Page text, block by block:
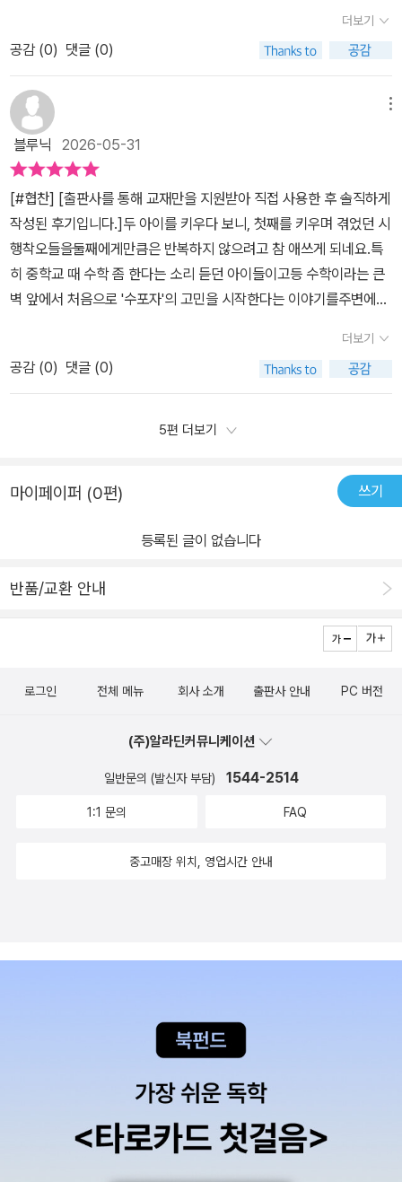
다항식에 적당한 상수를 곱하여 한 문자를 소거하고남은 문자에 대한
다항식을 구한 후구한 다항식에 대입을 하여 다른 문자에 대한 다항
식을 구합니다 식이 복잡해지기 시작하지만 차근차근 풀어갑니다.​​​​​​각
개념으로 개념 관련한 문제를 풀어보왔다면개념으로 학교 시험에는
어떤 문제로 나올 수 있는지 엿 볼 수 있는 학교 시험 맛보기인데요 학
교 시험의 실전 연습을 할 수 있는 있습니다.문제 풀기전에 key를 보
면 문제 푸는데 도움을 받을 수 있습니다.​그러나 문제를 key 확인하
지 않고 문제를 풀면 더 좋겠죠 A ,B, C 각 다항식의 식이 주어졌고
계수를 구하는 문제인데요.주어진 식을 먼저 간단하게 정리를 한 후
에 주어진 식에 대입하여 정리하면 됩니다.​문자가 많아서 당황할 수
있지만 앞서 했던 것처럼 차근차근 나열해서 정리하고 풀어가도록 합
니다.​​​​​내신 대비 Mini Test 01 에서는 핵심 01~핵심 06에서 학습했
학습을 제대로 학습했는지 확인할 수 있는 부분이기 때문에틀린 문제
는 어떤 개념이 틀렸는지 바로 확인이 가능합니다.어떤 부분에서 틀
렸는지 확인하고 부족한 부분을 채워 학습하고 마무리 할 수 있습니
다​숨마쿰라우데 스타트업 공통수학1은 수학기초개념학습서로개념을
을 익히고 1760 문제를 풀어가며 수학의 자신감을 높여갈 수 있습니
다.
유리수, 무리수, 제곱근은 고등수학에서는 실수의 성징, 근호를 포함
한 식의 계산 등을 다루게 됩니다. 결국 제가 생각하는 공통수학1은
해 주는 징검다리 역할을 하는 것 같습니다.​그렇기에 요때 모르는 게
개념 내용이 있으면 중학 수학과 함께 다지기 공부하면 참 좋겠죠?이
교재는 단원별 중요 개념+개념 문제+실전문제+내신대비 테스트 문
제로 반복 수학을 도와줍니다.단원별 중요 개념을 한눈에 볼 수 있게
정리되어 있고, 개념마다 선생님의 팁을 통해 꼭 기억할 부분을 다시
한번 확인하는 과정이 있습니다.또한 각 개념마다 핵심 개념을 달아
중요도와 함께어떻게 문제로 구성되는지 연결 지어 놓았습니다.이후
쉬운 문제부터 시작하여 학교 시험 맛보기 실전문제 내신대비 미니
테스트 순서로 실력을 파악할 수 있습니다.이 교재의 활용법을 다섯
니다.​둘째, 단원 학습을 시작하기 전에 제시된 개념을 하나하나 읽어
봅니다.​셋째, 개념별로 다시 한 번 숙지하고 개념 아래의 문제를 풉니
다. 이때 왼쪽에 제시된 선생님 팁을 꼭 한번 더 보면 좋습니다.​넷째,
껴지면 단원 앞 스케줄표에 체크해 봅니다.​다섯째, 주별 학습이 끝나
학1 목차를 알아보고 숨마 문제집 공통수학 활용법까지 알아보았습
고등학교 수학을 시작합니다.고등학교 1학년 수학을 학습하는데는연
산서, 개념서, 유형/응용서, 심화서 등찬찬히 진행하지요~반복, 연산
등 학습가능한 숨마쿰라우데 스타트업 공통수학1.​2022개정 교육과
정에서는수학 상, 수학 하가 공통수학1, 2로 명칭이 바뀝니다.배우는
내용도 약간의 변화가 있어요.차례에서 보이듯, 공통수학1에는 행렬
이 재도입됩니다.변경된 내용을 반영한 숨마쿰라우데 스타트업 공통
수학1.스스로 학습하는 힘을 키울 수 있도록플랜리스트로 학습 전 만
나봅니다.1단원은 다항식의 연산으로중등때 배운 부분을 좀더 깊이있
게 배우게 되는데요.공통수학과 중학교 수학의 연결고리로 중등수학
구멍없이 학습하는 걸 먼저 강조드려요.심화까지 하고 고등수학을 넘
어가면, 좀 더 이해가 쉽다고 하니까 참고!숨마쿰라우데 스타트업 공
통수학1은 공통수학1의 내용을 총 1760가지로 정리하여개념을 이해
하고 반복학습할 수 있게 구성햇습니다.개념이 집약되어 있으나처음
공통수학1 시작한다면 개념기본서와 병행하시길 추천드립니다.개념
리된 개념을 바로 문제들을 풀어보면서체크할 수 있으니,자지주도학
념정리부분을 샤라락 다 이해하고 하나하나 진도를 나갔었는데공통
수학1부터는 해당 소제목별로 앞서 개념을 이해하고, 문제를 풀어보
는 방향으로 진행합니다.개념, 반복하는 교재니어려운 문제없이 술
처음 접하는 개념이 아니라서비교적 쉽게 진도가 나갑니다.중간에 내
면서점검하는 시간 가져봅니다.미니테스트 각번호 위에 해당개념 번
니다.수학은 학년이 어떻듯, 개념이해가 포인트!해당 개념을 넘어, 추
설명도 챙겨보아요~~​개념마다 선생님의 팁도 함께하니까기억해야
은이번 2022개정 교육과정에 포함된 행렬입니다.행렬의 개념부터단
위행렬 등 새로운 용어에 대한 설명과 연산까지쉽게 정리해둔 개념활
제로 넘어가 해당 부분을 풀어보며 체크하고 있어요.공통수학의 양은
을 배웠는데교육과정에 따라 학습내용이 달라지긴 했으나수학의 틀
마라인부터 굿비라인까지꼼꼼학습 이어간다면, 수학의 재미가 실력
이 될거예요.​저희는 현행과 선행을 병행하는 중이라일주일에 2회 공
통수학1 학습하고 있습니다.매일 하면 좋겠지만, 학원다니는 마음으
재로 구멍없는 선행, 순항하고 있네요.​난이도가 쉬운 문제들, 개념의
더보기
공감 (0) 댓글 (0)
블루닉 2026-05-31
[#협찬] [출판사를 통해 교재만을 지원받아 직접 사용한 후 솔직하게
작성된 후기입니다.]두 아이를 키우다 보니, 첫째를 키우며 겪었던 시
행착오들을둘째에게만큼은 반복하지 않으려고 참 애쓰게 되네요.특
히 중학교 때 수학 좀 한다는 소리 듣던 아이들이고등 수학이라는 큰
벽 앞에서 처음으로 '수포자'의 고민을 시작한다는 이야기를주변에서
늘 '이게 고등 수학의 어떤 개념과 연결될까?'를신경 쓰게 되는 엄마
입니다.중학교 3학년은 고등 입학을 앞둔 마지막 골든타임이자,대입
까지 이어지는 긴 레이스의 출발선이잖아요.아이가 중등 수학의 수준
으로 생각하는 대신, 2022 개정 교육과정으로 새롭게 바뀐고등 수학
로,이번에 새롭게 출간된 『숨마쿰라우데 스타트업 공통수학 1』을 선
택했습니다.사실 선행이라는 게 엄마 마음만 너무 앞서서 진도만 빼
용어와 복잡한 기호들 때문에아이가 시작도 전에 질려버리지 않을까
무엇보다 중요해요.제가 이번 신간 스타트업을 고등 선행 교재로 선
택한 이유는 단순한 문제집이 아니라,새로운 교육과정의 언어에서 고
등의 논리로 넘어가는 그 틈새를원리 중심으로 가장 친절하게 메워주
강화 → 유형 정리 → 실전 대응'이라는4단계 입체 시스템으로 아주
심 개념만 짧고 간결하게 정리되어 있어요.특히 이번 2022 개정 교
육과정의 핵심을 꿰뚫는 개념들을 담고 있어 믿음직스럽죠.일반적인
시해 줍니다.개념 아래에는 곧바로 핵심 문제 통해서개념을 정리한
반영하고 있습니다.고등 내신만의 '조건 해석' 능력을 요구하는 이 과
정을 통해새 교육과정에 맞춘 고득점의 실마리를 빠르게 찾아나갈 수
있습니다.✔️ 유형 정리(Mini Test): 소단원이 끝날 때마다 등장하는
Mini Test가 정말 알찹니다.기초적인 개념 문제유형부터 학교시험에
서 나올 수 있는 문제유형까지 구성되어 있어,개정 교육과정에서 강
조하는 실제 시험의 유형들을 아이 스스로 한눈에 파악할 수 있어요.
더보기
공감 (0) 댓글 (0)
5편 더보기
마이페이퍼 (0편) 쓰기
등록된 글이 없습니다
반품/교환 안내
로그인 전체 메뉴 회사 소개 출판사 안내 PC 버전
(주)알라딘커뮤니케이션
일반문의 (발신자 부담) 1544-2514
1:1 문의 FAQ
중고매장 위치, 영업시간 안내